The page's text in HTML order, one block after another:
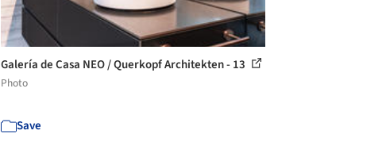
Galería de Casa NEO / Querkopf Architekten - 13
Photo
Save